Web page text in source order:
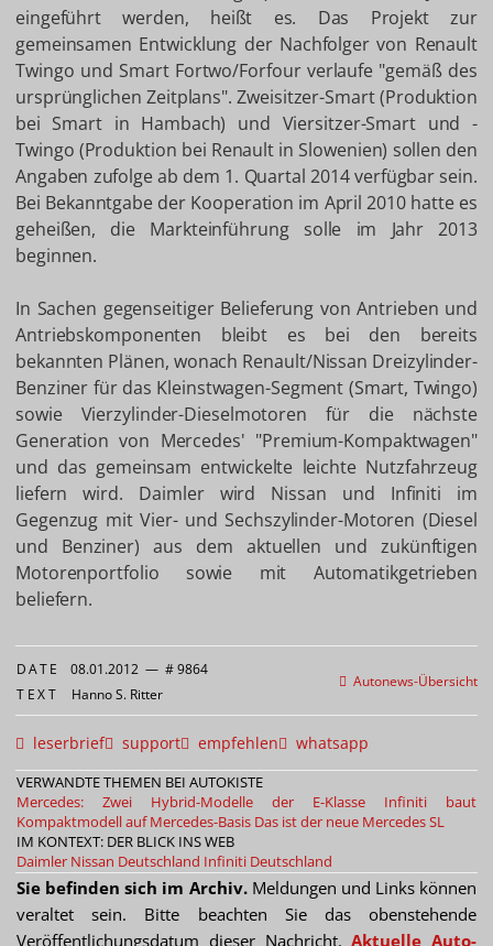
eingeführt werden, heißt es. Das Projekt zur
gemeinsamen Entwicklung der Nachfolger von Renault
Twingo und Smart Fortwo/Forfour verlaufe "gemäß des
ursprünglichen Zeitplans". Zweisitzer-Smart (Produktion
bei Smart in Hambach) und Viersitzer-Smart und -
Twingo (Produktion bei Renault in Slowenien) sollen den
Angaben zufolge ab dem 1. Quartal 2014 verfügbar sein.
Bei Bekanntgabe der Kooperation im April 2010 hatte es
geheißen, die Markteinführung solle im Jahr 2013
beginnen.
In Sachen gegenseitiger Belieferung von Antrieben und
Antriebskomponenten bleibt es bei den bereits
bekannten Plänen, wonach Renault/Nissan Dreizylinder-
Benziner für das Kleinstwagen-Segment (Smart, Twingo)
sowie Vierzylinder-Dieselmotoren für die nächste
Generation von Mercedes' "Premium-Kompaktwagen"
und das gemeinsam entwickelte leichte Nutzfahrzeug
liefern wird. Daimler wird Nissan und Infiniti im
Gegenzug mit Vier- und Sechszylinder-Motoren (Diesel
und Benziner) aus dem aktuellen und zukünftigen
Motorenportfolio sowie mit Automatikgetrieben
beliefern.
Autonews-Übersicht
DATE 08.01.2012 — # 9864
TEXT Hanno S. Ritter
leserbrief support empfehlen whatsapp
VERWANDTE THEMEN BEI AUTOKISTE
Mercedes: Zwei Hybrid-Modelle der E-Klasse
Infiniti baut
Kompaktmodell auf Mercedes-Basis Das ist der neue Mercedes SL
IM KONTEXT: DER BLICK INS WEB
Daimler Nissan Deutschland Infiniti Deutschland
Sie befinden sich im Archiv.Meldungen und Links können
veraltet sein. Bitte beachten Sie das obenstehende
Veröffentlichungsdatum dieser Nachricht.Aktuelle Auto-